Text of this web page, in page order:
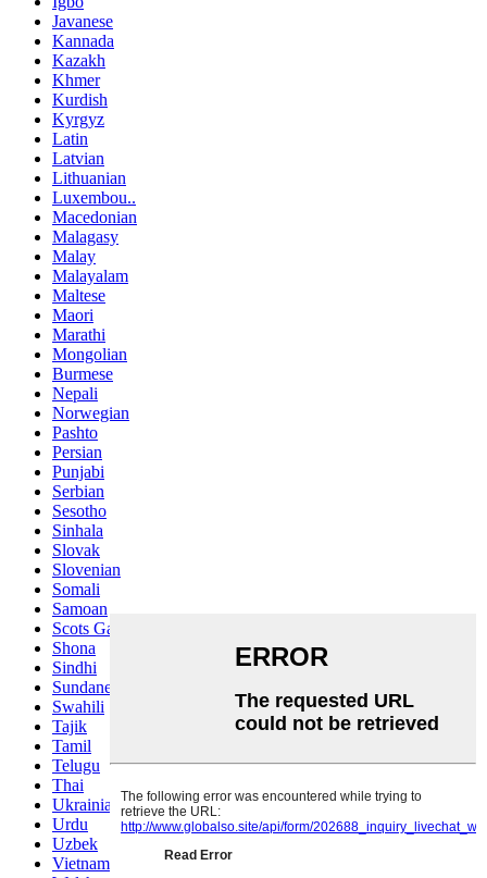
Javanese
Kannada
Kazakh
Khmer
Kurdish
Kyrgyz
Latin
Latvian
Lithuanian
Luxembou..
Macedonian
Malagasy
Malay
Malayalam
Maltese
Maori
Marathi
Mongolian
Burmese
Nepali
Norwegian
Pashto
Persian
Punjabi
Serbian
Sesotho
Sinhala
Slovak
Slovenian
Somali
Samoan
Scots Gaelic
Shona
Sindhi
Sundanese
Swahili
Tajik
Tamil
Telugu
Thai
Ukrainian
Urdu
Uzbek
Vietnamese